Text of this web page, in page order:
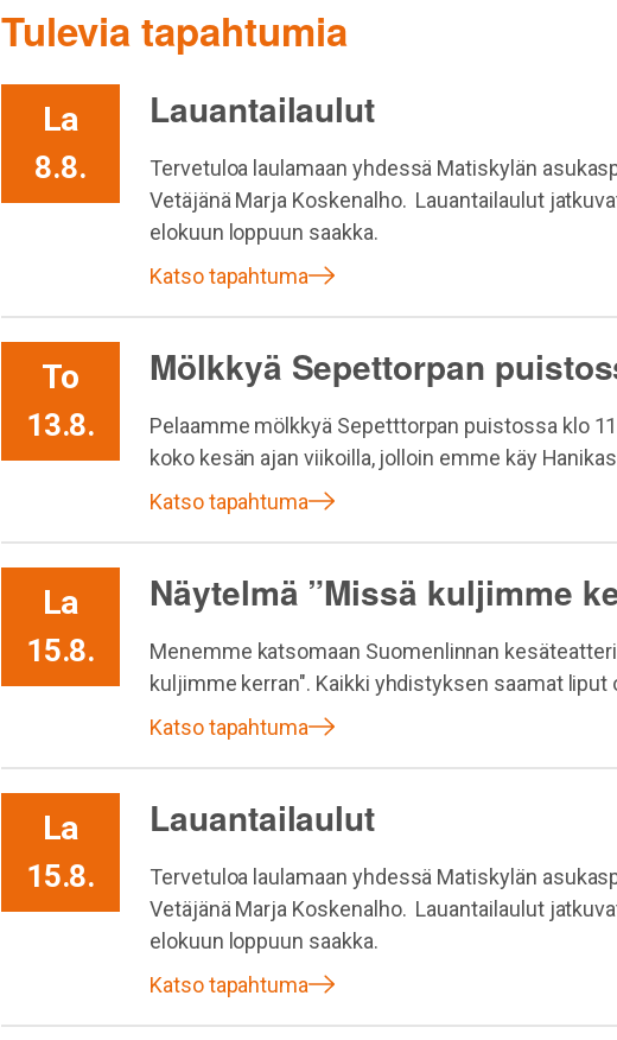
Tulevia tapahtumia
La
8.8.
Lauantailaulut
Tervetuloa laulamaan yhdessä Matiskylän
Vetäjänä Marja Koskenalho. Lauantailaulut
elokuun loppuun saakka.
Katso tapahtuma
To
13.8.
Mölkkyä Sepettorpan
Pelaamme mölkkyä Sepetttorpan puistossa klo
koko kesän ajan viikoilla, jolloin emme käy
Katso tapahtuma
La
15.8.
Näytelmä ”Missä kuljimme
Menemme katsomaan Suomenlinnan
kuljimme kerran". Kaikki yhdistyksen saamat liput
Katso tapahtuma
La
15.8.
Lauantailaulut
Tervetuloa laulamaan yhdessä Matiskylän
Vetäjänä Marja Koskenalho. Lauantailaulut
elokuun loppuun saakka.
Katso tapahtuma